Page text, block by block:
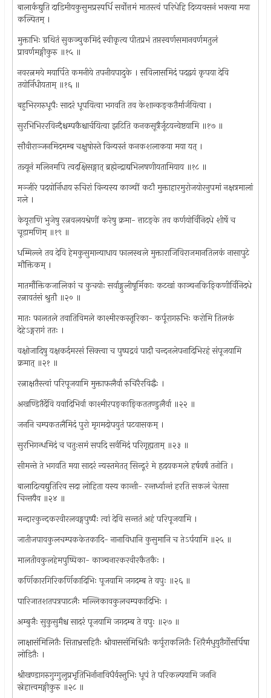
बालार्कद्युति दाडिमीयकुसुमप्रस्पर्धि सर्वोत्तमं मातस्त्वं परिधेहि दिव्यवसनं भक्त्या मया
कल्पितम् ।
मुक्ताभिः ग्रथितं सुकञ्चुकमिदं स्वीकृत्य पीतप्रभं तप्तस्वर्णसमानवर्णमतुलं
प्रावर्णमङ्गीकुरु ॥१५ ॥
नवरत्नमये मयार्पिते कमनीये तपनीयपादुके । सविलासमिदं पदद्वयं कृपया देवि
तयोर्निधीयताम् ॥१६ ॥
बहुभिरगरुधूपैः सादरं धूपयित्वा भगवति तव केशान्कङ्कतैर्मार्जयित्वा ।
सुरभिभिररविन्दैश्चम्पकैश्चार्चयित्वा झटिति कनकसूत्रैर्जूटयन्वेष्टयामि ॥१७ ॥
सौवीराञ्जनमिदमम्ब चक्षुषोस्ते विन्यस्तं कनकशलाकया मया यत् ।
तन्न्यूनं मलिनमपि त्वदक्षिसङ्गात् ब्रह्मेन्द्राद्यभिलषणीयतामियाय ॥१८ ॥
मञ्जीरे पदयोर्निधाय रुचिरां विन्यस्य काञ्चीं कटौ मुक्ताहारमुरोजयोरनुपमां नक्षत्रमालां
गले ।
केयूराणि भुजेषु रत्नवलयश्रेणीं करेषु क्रमा- त्ताटङ्के तव कर्णयोर्विनिदधे शीर्षे च
चूडामणिम् ॥१९ ॥
धम्मिल्ले तव देवि हेमकुसुमान्याधाय फालस्थले मुक्ताराजिविराजमानतिलकं नासापुटे
मौक्तिकम् ।
मातर्मौक्तिकजालिकां च कुचयोः सर्वाङ्गुलीषूर्मिकाः कटखां काञ्चनकिङ्किणीर्विनिदधे
रत्नावतंसं श्रुतौ ॥२० ॥
मातः फालतले तवातिविमले काश्मीरकस्तूरिका- कर्पूरागरुभिः करोमि तिलकं
देहेऽङ्गरागं ततः ।
वक्षोजादिषु यक्षकर्दमरसं सिक्त्वा च पुष्पद्रवं पादौ चन्दनलेपनादिभिरहं संपूजयामि
क्रमात् ॥२१ ॥
रत्नाक्षतैस्त्वां परिपूजयामि मुक्ताफलैर्वा रुचिरैरविद्धैः ।
अखण्डितैर्देवि यवादिभिर्वा काश्मीरपङ्काङ्किततण्डुलैर्वा ॥२२ ॥
जननि चम्पकतलैमिदं पुरो मृगमदोपयुतं पटवासकम् ।
सुरभिगन्धमिदं च चतुःसमं सपदि सर्वमिदं परिगृह्यताम् ॥२३ ॥
सीमन्ते ते भगवति मया सादरं न्यस्तमेतत् सिन्दूरं मे हृदयकमले हर्षवर्षं तनोति ।
बालादित्यद्युतिरिव सदा लोहिता यस्य कान्ती- रन्तर्ध्वान्तं हरति सकलं चेतसा
चिन्तयैव ॥२४ ॥
मन्दारकुन्दकरवीरलवङ्गपुष्पैः त्वां देवि सन्ततं अहं परिपूजयामि ।
जातीजपावकुलचम्पककेतकादि- नानाविधानि कुसुमानि च तेऽर्पयामि ॥२५ ॥
मालतीवकुलहेमपुष्पिका- काञ्चनारकरवीरकैतकैः ।
कर्णिकारगिरिकर्णिकादिभिः पूजयामि जगदम्ब ते वपुः ॥२६ ॥
पारिजातशतपत्रपाटलैः मल्लिकावकुलचम्पकादिभिः ।
अम्बुजैः सुकुसुमैश्च सादरं पूजयामि जगदम्ब ते वपुः ॥२७ ॥
लाक्षासंमिलितैः सिताभ्रसहितैः श्रीवाससंमिश्रितैः कर्पूराकलितैः शिरैर्मधुयुतैर्गोसर्पिषा
लोडितैः ।
श्रीखण्डागरुगुग्गुलुप्रभृतिभिर्नानाविधैर्वस्त्तुभिः धूपं ते परिकल्पयामि जननि
स्नेहात्त्वमङ्गीकुरु ॥२८ ॥